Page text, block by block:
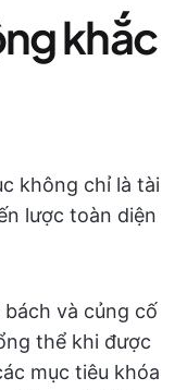
khắc
không chỉ là tài
lược toàn diện
bách và củng cố
thể khi được
mục tiêu khóa